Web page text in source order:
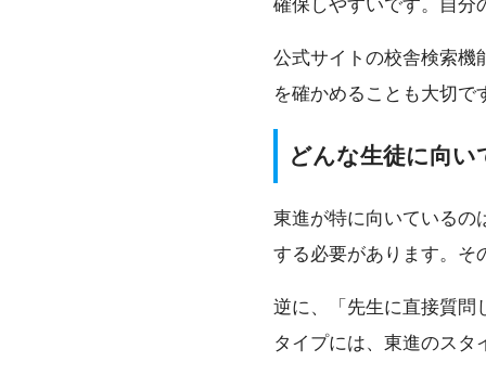
確保しやすいです。自分
公式サイトの校舎検索機
を確かめることも大切で
どんな生徒に向い
東進が特に向いているの
する必要があります。そ
逆に、「先生に直接質問
タイプには、東進のスタ